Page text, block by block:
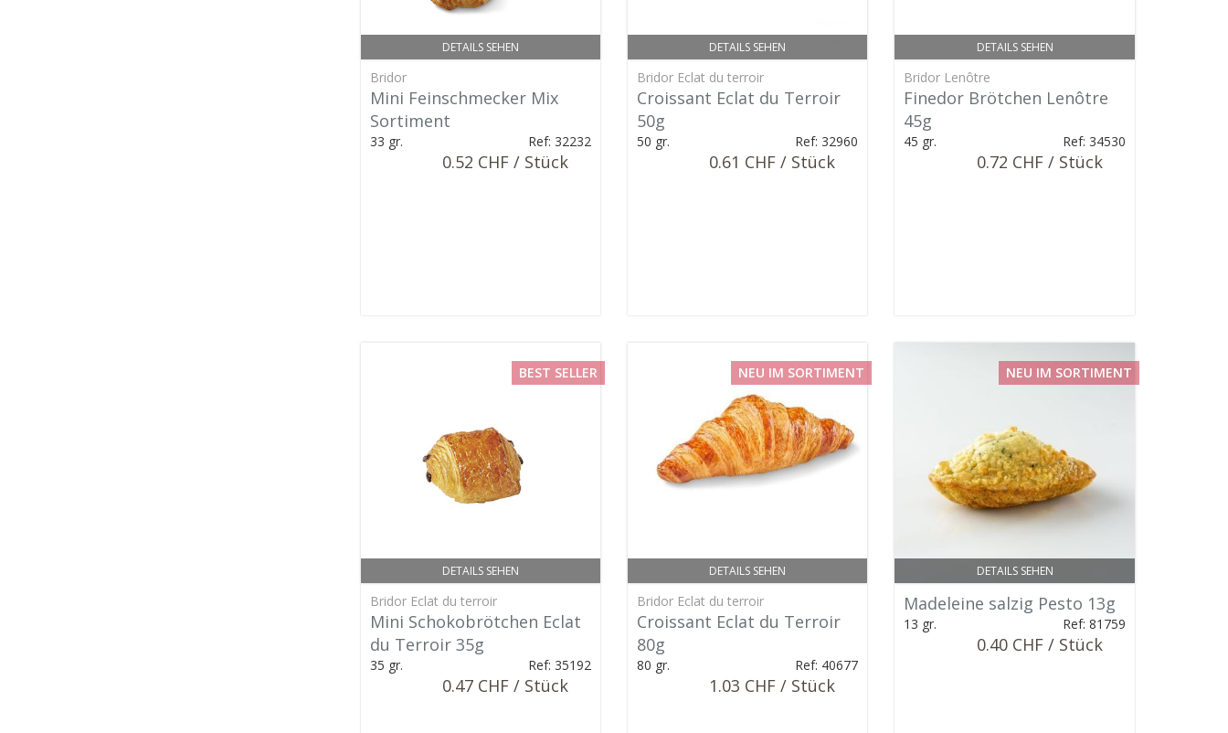
DETAILS SEHEN
Bridor
Mini Feinschmecker Mix
Sortiment
33 gr. Ref: 32232
0.52 CHF / Stück
DETAILS SEHEN
Bridor Eclat du terroir
Croissant Eclat du Terroir
50g
50 gr. Ref: 32960
0.61 CHF / Stück
DETAILS SEHEN
Bridor Lenôtre
Finedor Brötchen Lenôtre
45g
45 gr. Ref: 34530
0.72 CHF / Stück
DETAILS SEHEN
BEST SELLER
Bridor Eclat du terroir
Mini Schokobrötchen Eclat
du Terroir 35g
35 gr. Ref: 35192
0.47 CHF / Stück
DETAILS SEHEN
NEU IM SORTIMENT
Bridor Eclat du terroir
Croissant Eclat du Terroir
80g
80 gr. Ref: 40677
1.03 CHF / Stück
DETAILS SEHEN
NEU IM SORTIMENT
Madeleine salzig Pesto 13g
13 gr. Ref: 81759
0.40 CHF / Stück